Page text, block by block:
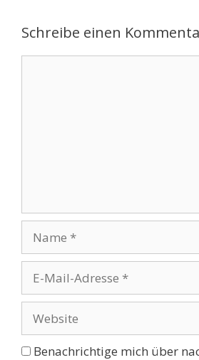
Schreibe einen
Mail-
Adresse
Benachrichtige mich über